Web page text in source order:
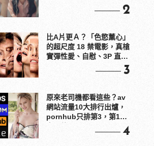
2
比A片更Ａ？「色慾薰心」
的超尺度 18 禁電影，真槍
實彈性愛、自慰、3P 直接
3
原來老司機都看這些？av
網站流量10大排行出爐，
pornhub只排第3，第1名
4